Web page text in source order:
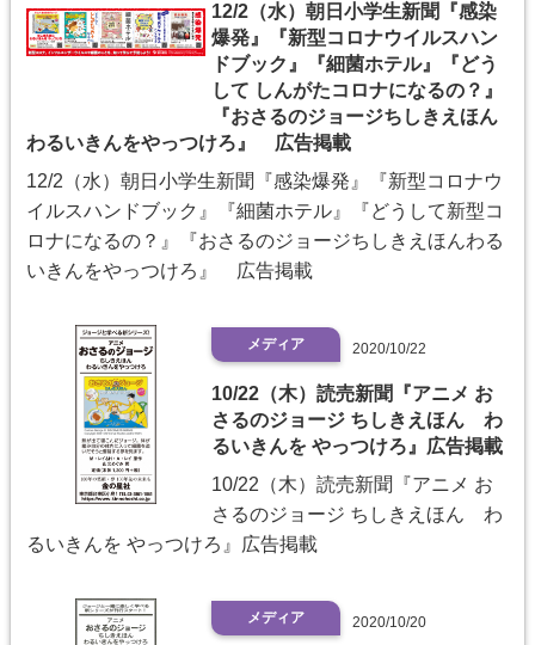
12/2（水）朝日小学生新聞『感染
爆発』『新型コロナウイルスハン
ドブック』『細菌ホテル』『どう
して しんがたコロナになるの？』
『おさるのジョージちしきえほん
わるいきんをやっつけろ』 広告掲載
12/2（水）朝日小学生新聞『感染爆発』『新型コロナウ
イルスハンドブック』『細菌ホテル』『どうして新型コ
ロナになるの？』『おさるのジョージちしきえほんわる
いきんをやっつけろ』 広告掲載
メディア 2020/10/22
10/22（木）読売新聞『アニメ お
さるのジョージ ちしきえほん わ
るいきんを やっつけろ』広告掲載
10/22（木）読売新聞『アニメ お
さるのジョージ ちしきえほん わ
るいきんを やっつけろ』広告掲載
メディア 2020/10/20